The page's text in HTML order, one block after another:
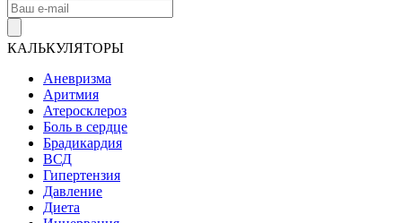
КАЛЬКУЛЯТОРЫ
Аневризма
Аритмия
Атеросклероз
Боль в сердце
Брадикардия
ВСД
Гипертензия
Давление
Диета